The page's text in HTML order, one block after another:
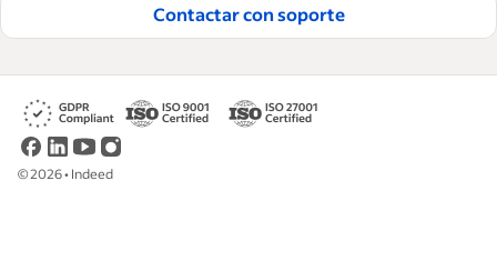
Lea nuestras guías editoriales
Contactar con soporte
©2026• Indeed